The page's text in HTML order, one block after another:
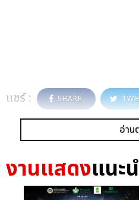
แชร์ : SHARE
อ่าน
งานแสดงแนะ